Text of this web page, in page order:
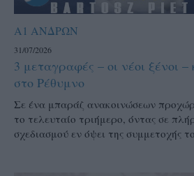
Α1 ΑΝΔΡΩΝ
31/07/2026
3 μεταγραφές – οι νέοι ξένοι
στο Ρέθυμνο
Σε ένα μπαράζ ανακοινώσεων
το τελευταίο τριήμερο, όντας σε
σχεδιασμού εν όψει της συμμετοχής